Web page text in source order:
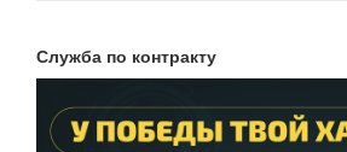
Служба по контракту